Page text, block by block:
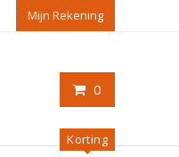
Mijn Rekening
0
Korting